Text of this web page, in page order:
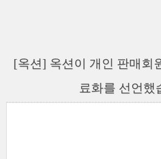
[옥션] 옥션이 개인 판매회
료화를 선언했